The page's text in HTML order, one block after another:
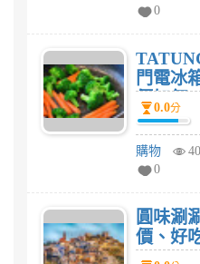
0
門電冰
價如何
嗎?
0.0分
購物
0
圓味涮
價、好